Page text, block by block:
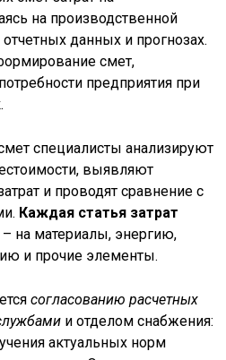
на производственной
данных и прогнозах.
смет,
предприятия при
специалисты анализируют
выявляют
и проводят сравнение с
Каждая статья затрат
– на материалы, энергию,
и прочие элементы.
согласованию расчетных
и отделом снабжения:
актуальных норм